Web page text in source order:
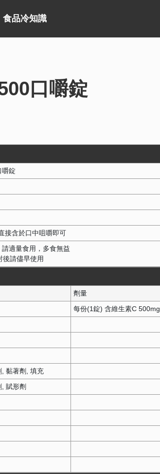
食品冷知識
口嚼錠
嚼錠
接含於口中咀嚼即可
適量食用，多食無益
後請儘早使用
劑量
每份(1錠) 含維生素C 500mg
黏著劑
填充
賦形劑